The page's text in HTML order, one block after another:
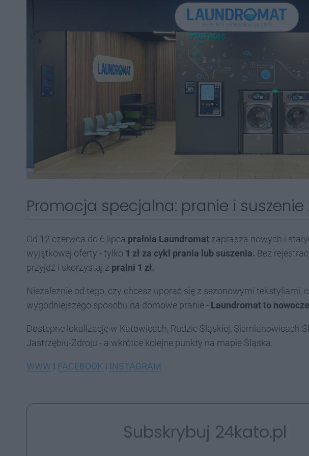
Promocja specjalna: pranie i suszenie
Od 12 czerwca do 6 lipca pralnia Laundromat zaprasza nowych i
wyjątkowej oferty - tylko 1 zł za cykl prania lub suszenia. Bez
przyjdź i skorzystaj z pralni 1 zł
Niezależnie od tego, czy chcesz uporać się z sezonowymi tekstyliami,
wygodniejszego sposobu na domowe pranie - Laundromat to
Dostępne lokalizacje w Katowicach, Rudzie Śląskiej, Siemianowicach
Jastrzębiu-Zdroju - a wkrótce kolejne punkty na mapie Śląska.
WWW I FACEBOOK I INSTAGRAM
Subskrybuj 24kato.pl